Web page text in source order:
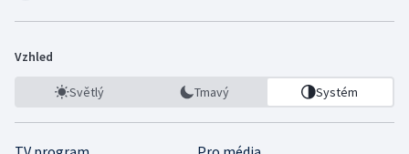
Vzhled
Světlý Tmavý Systém